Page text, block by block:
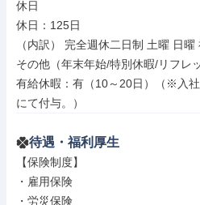
休日
休日：125日
（内訳） 完全週休二日制 土曜 日曜
その他（年末年始/特別休暇/リフレ
有給休暇：有（10～20日）（※入
にて付与。）
待遇・福利厚生
【保険制度】
・雇用保険
・労災保険